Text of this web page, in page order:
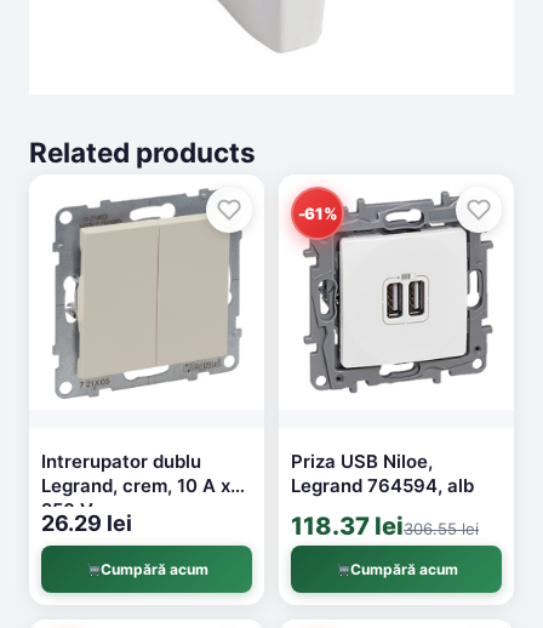
Related products
Intrerupator dublu
Legrand, crem, 10 A x
250 V
26.29 lei
Cumpără acum
-61%
Priza USB Niloe,
Legrand 764594, alb
118.37 lei306.55 lei
Cumpără acum